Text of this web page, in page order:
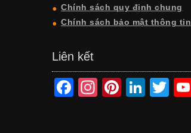
Chính sách quy định chung
Chính sách bảo mật thông tin
Liên kết
F
In
Pi
Li
T